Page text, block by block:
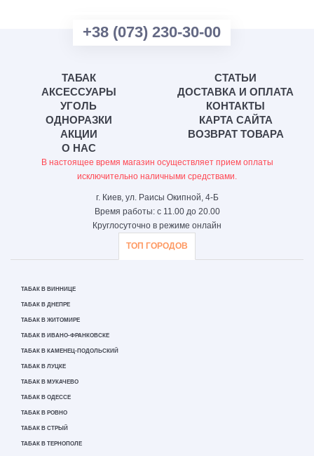
+38 (073) 230-30-00
ТАБАК
АКСЕССУАРЫ
УГОЛЬ
ОДНОРАЗКИ
АКЦИИ
О НАС
СТАТЬИ
ДОСТАВКА И ОПЛАТА
КОНТАКТЫ
КАРТА САЙТА
ВОЗВРАТ ТОВАРА
В настоящее время магазин осуществляет прием оплаты
исключительно наличными средствами.
г. Киев, ул. Раисы Окипной, 4-Б
Время работы: с 11.00 до 20.00
Круглосуточно в режиме онлайн
ТОП ГОРОДОВ
ТАБАК В ВИННИЦЕ
ТАБАК В ДНЕПРЕ
ТАБАК В ЖИТОМИРЕ
ТАБАК В ИВАНО-ФРАНКОВСКЕ
ТАБАК В КАМЕНЕЦ-ПОДОЛЬСКИЙ
ТАБАК В ЛУЦКЕ
ТАБАК В МУКАЧЕВО
ТАБАК В ОДЕССЕ
ТАБАК В РОВНО
ТАБАК В СТРЫЙ
ТАБАК В ТЕРНОПОЛЕ